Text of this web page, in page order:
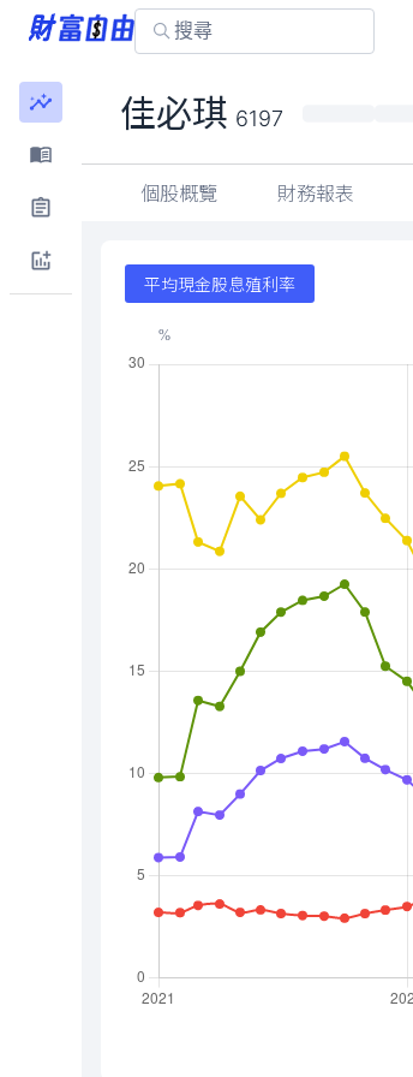
佳必琪 6197
個股概覽 財務報表
平均現金股息殖利率